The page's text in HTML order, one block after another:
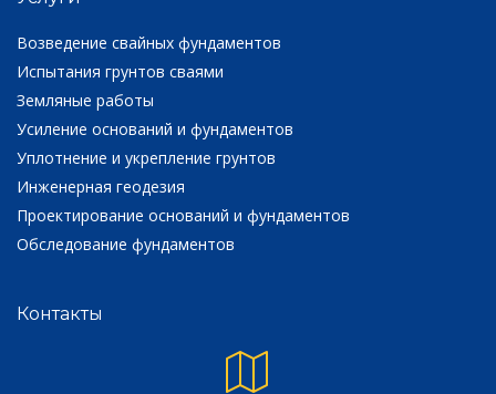
Возведение свайных фундаментов
Испытания грунтов сваями
Земляные работы
Усиление оснований и фундаментов
Уплотнение и укрепление грунтов
Инженерная геодезия
Проектирование оснований и фундаментов
Обследование фундаментов
Контакты